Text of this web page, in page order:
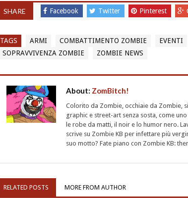
SHARE Facebook Twitter Pinterest
TAGS ARMI COMBATTIMENTO ZOMBIE EVENTI
SOPRAVVIVENZA ZOMBIE
ZOMBIE NEWS
About: ZomBitch!
Colorito da Zombie, occhiaie da Zombie,
graphic e street-art senza sosta, come
le robe da matti, il noir e lo humor nero.
scrive su Zombie KB per infettare più
suo motto? Fate piano con Zombie KB:
RELATED POSTS MORE FROM AUTHOR